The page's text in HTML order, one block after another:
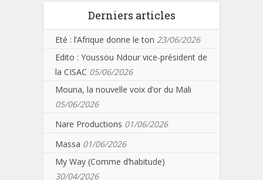
Derniers articles
Eté : l’Afrique donne le ton 23/06/2026
Edito : Youssou Ndour vice-président de
la CISAC 05/06/2026
Mouna, la nouvelle voix d’or du Mali
05/06/2026
Nare Productions 01/06/2026
Massa 01/06/2026
My Way (Comme d’habitude)
30/04/2026